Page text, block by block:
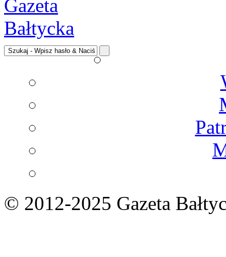
© 2012-2025 Gazeta